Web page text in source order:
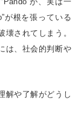
が根を張っている
されてしまう。
は、社会的判断や
解や了解がどうし